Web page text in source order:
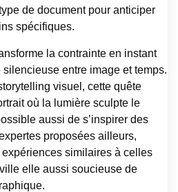
de document pour anticiper
spécifiques.
la contrainte en instant
entre image et temps.
visuel, cette quête
où la lumière sculpte le
aussi de s’inspirer des
proposées ailleurs,
similaires à celles
elle aussi soucieuse de